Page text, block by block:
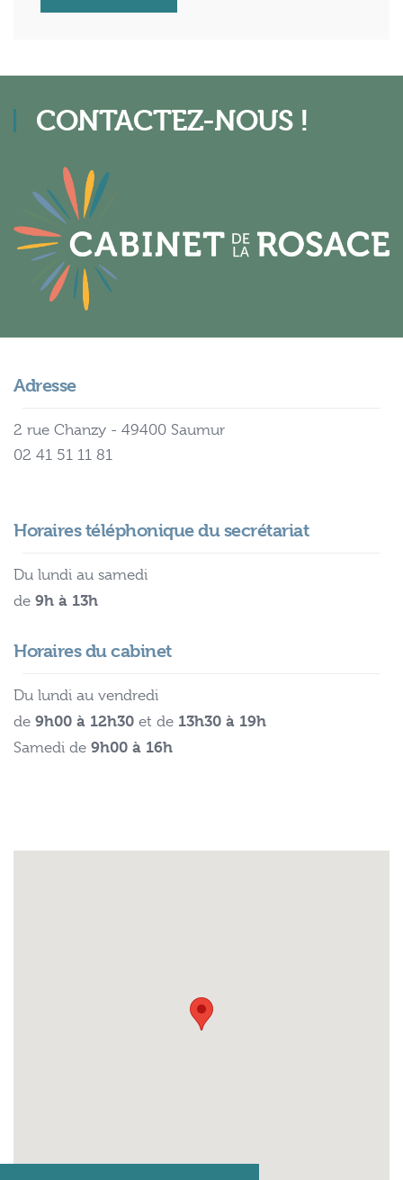
CONTACTEZ-NOUS !
Adresse
2 rue Chanzy - 49400 Saumur
02 41 51 11 81
Horaires téléphonique du secrétariat
Du lundi au samedi
de 9h à 13h
Horaires du cabinet
Du lundi au vendredi
de 9h00 à 12h30 et de 13h30 à 19h
Samedi de 9h00 à 16h